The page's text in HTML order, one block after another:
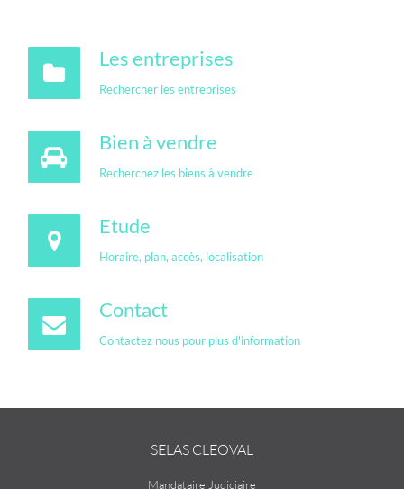
Les entreprises
Rechercher les entreprises
Bien à vendre
Recherchez les biens à vendre
Etude
Horaire, plan, accès, localisation
Contact
Contactez nous pour plus d'information
SELAS CLEOVAL
Mandataire Judiciaire